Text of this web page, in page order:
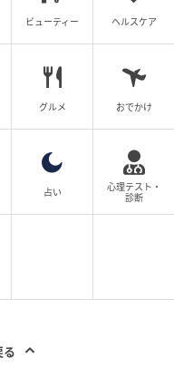
全話一覧を見る
数年先のことまで考えて、
・ハンドメイド・ビューテ
るように、最新情報やラン
ビスをお届けします。
ビューティー ヘルスケア
グルメ おでかけ
占い
心理テスト・
診断
る